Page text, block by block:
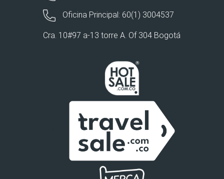
Oficina Principal: 60(1) 3004537
Cra. 10#97 a-13 torre A. Of 304 Bogotá